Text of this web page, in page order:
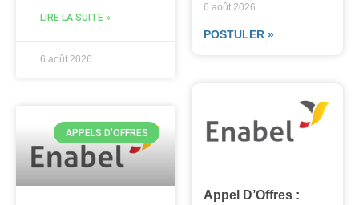
LIRE LA SUITE »
6 août 2026
APPELS D'OFFRES
6 août 2026
POSTULER »
Appel D’Offres :